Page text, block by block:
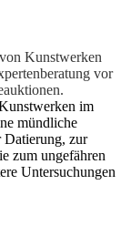
Kunstwerken
vor
im
mündliche
Datierung, zur
zum ungefähren
Untersuchungen